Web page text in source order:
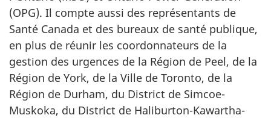
(OPG). Il compte aussi des représentants de
Santé Canada et des bureaux de santé publique,
en plus de réunir les coordonnateurs de la
gestion des urgences de la Région de Peel, de la
Région de York, de la Ville de Toronto, de la
Région de Durham, du District de Simcoe-
Muskoka, du District de Haliburton-Kawartha-